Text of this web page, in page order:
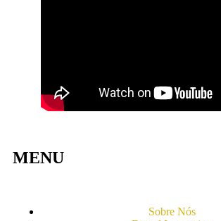
MENU
Sobre Nós